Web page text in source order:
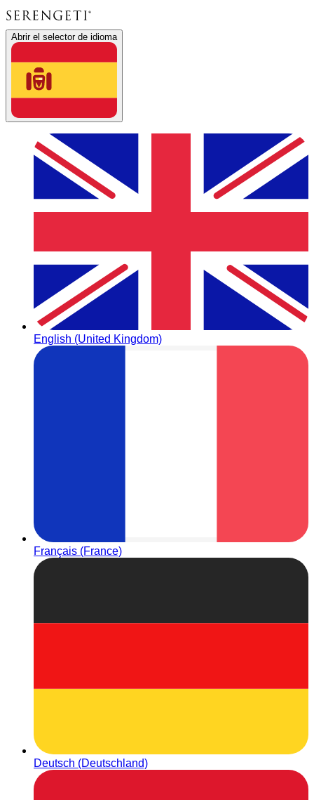
Abrir el selector de idioma
English (United Kingdom)
Français (France)
Deutsch (Deutschland)